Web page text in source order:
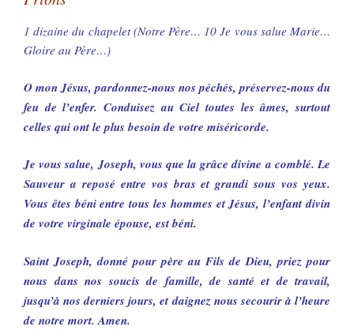
1 dizaine du chapelet (Notre Père… 10 Je vous salue Marie…
Gloire au Père…)
O mon Jésus, pardonnez-nous nos péchés, préservez-nous du
feu de l’enfer. Conduisez au Ciel toutes les âmes, surtout
celles qui ont le plus besoin de votre miséricorde.
Je vous salue, Joseph, vous que la grâce divine a comblé. Le
Sauveur a reposé entre vos bras et grandi sous vos yeux.
Vous êtes béni entre tous les hommes et Jésus, l’enfant divin
de votre virginale épouse, est béni.
Saint Joseph, donné pour père au Fils de Dieu, priez pour
nous dans nos soucis de famille, de santé et de travail,
jusqu’à nos derniers jours, et daignez nous secourir à l’heure
de notre mort. Amen.